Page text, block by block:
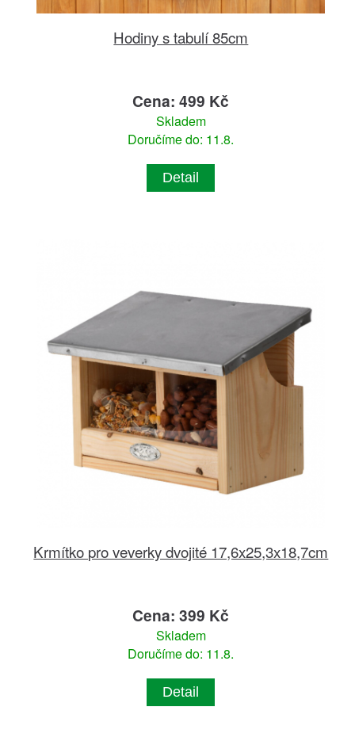
Hodiny s tabulí 85cm
Cena: 499 Kč
Skladem
Doručíme do: 11.8.
Detail
Krmítko pro veverky dvojité 17,6x25,3x18,7cm
Cena: 399 Kč
Skladem
Doručíme do: 11.8.
Detail